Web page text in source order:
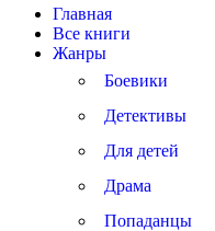
Главная
Все книги
Жанры
Боевики
Детективы
Для детей
Драма
Попаданцы